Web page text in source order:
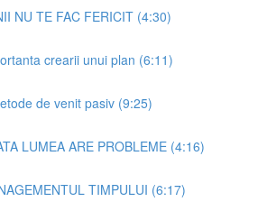
NU TE FAC FERICIT (4:30)
crearii unui plan (6:11)
de venit pasiv (9:25)
LUMEA ARE PROBLEME (4:16)
TIMPULUI (6:17)